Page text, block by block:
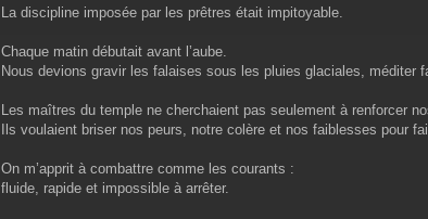
La discipline imposée par les prêtres était impitoyable.
Chaque matin débutait avant l’aube.
Nous devions gravir les falaises sous les pluies glaciales, méditer
Les maîtres du temple ne cherchaient pas seulement à renforcer
Ils voulaient briser nos peurs, notre colère et nos faiblesses pour
On m’apprit à combattre comme les courants :
fluide, rapide et impossible à arrêter.